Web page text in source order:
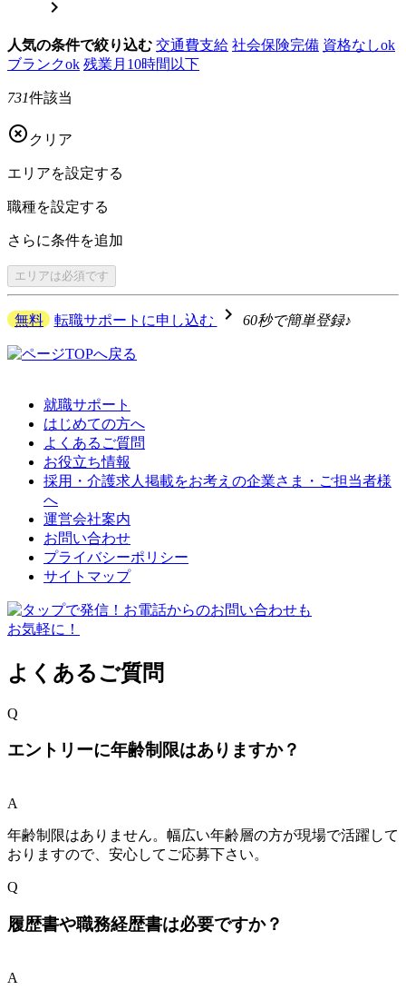

人気の条件で絞り込む 交通費支給 社会保険完備 資格なしok
ブランクok 残業月10時間以下
731件該当
 クリア
エリアを設定する
職種を設定する
さらに条件を追加
エリアは必須です
無料 転職サポートに申し込む navigate_next 60秒で簡単登録♪
就職サポート
はじめての方へ
よくあるご質問
お役立ち情報
採用・介護求人掲載をお考えの企業さま・ご担当者様
へ
運営会社案内
お問い合わせ
プライバシーポリシー
サイトマップ
よくあるご質問
Q
エントリーに年齢制限はありますか？
A
年齢制限はありません。幅広い年齢層の方が現場で活躍して
おりますので、安心してご応募下さい。
Q
履歴書や職務経歴書は必要ですか？
A